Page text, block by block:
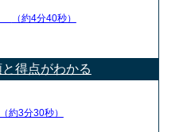
（約4分40秒）
得点がわかる
（約3分30秒）